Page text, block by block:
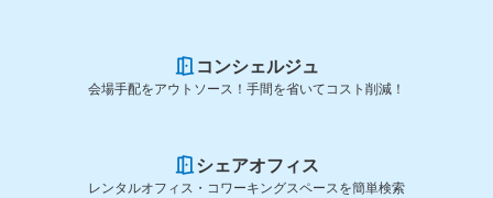
コンシェルジュ
会場手配をアウトソース！手間を省いてコスト削減！
シェアオフィス
レンタルオフィス・コワーキングスペースを簡単検索